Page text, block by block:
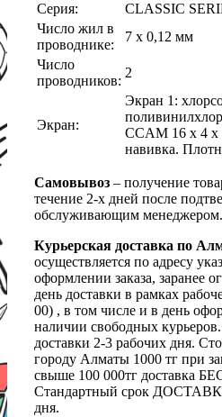
Серия:
CLASSIC
Число жил в
проводнике:
7 x 0,12 мм
Число
проводников:
2
Экран:
Экран 1:
CCAM 16 x 4 х
навивка.
Самовывоз – получение
течение 2-х дней после
обслуживающим менеджером.
Курьерская доставка по
осуществляется по адресу
оформлении заказа, заранее
день доставки в рамках
00) , в том числе и в день
наличии свободных
доставки 2-3 рабочих дня.
городу Алматы 1000 тг при
свыше 100 000тг доставка
Стандартный срок
дня.